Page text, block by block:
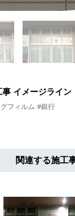
イメージライン
フィルム #銀行
関連する施工